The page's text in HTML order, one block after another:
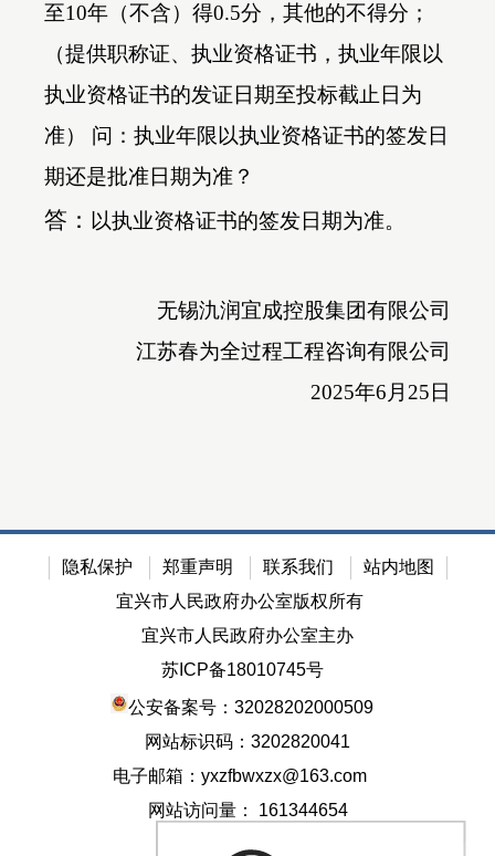
至10年（不含）得0.5分，其他的不得分；
（提供职称证、执业资格证书，执业年限以
执业资格证书的发证日期至投标截止日为
准） 问：执业年限以执业资格证书的签发日
期还是批准日期为准？
答： 以执业资格证书的签发日期为准。
无锡氿润宜成控股集团有限公司
江苏春为全过程工程咨询有限公司
2025年6月25日
隐私保护 郑重声明 联系我们
站内地图
宜兴市人民政府办公室版权所有
宜兴市人民政府办公室主办
苏ICP备18010745号
公安备案号：32028202000509
网站标识码：3202820041
电子邮箱：yxzfbwxzx@163.com
网站访问量：
161344654